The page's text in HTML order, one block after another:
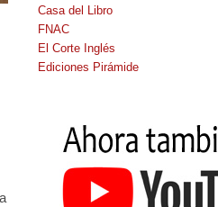
Casa del Libro
FNAC
El Corte Inglés
Ediciones Pirámide